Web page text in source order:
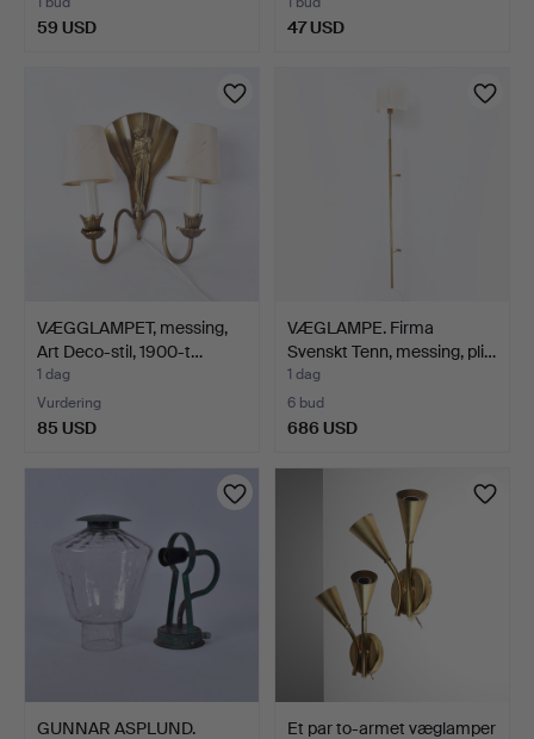
59 USD 47 USD
VÆGGLAMPET, messing,
Art Deco-stil, 1900-t…
1 dag
Vurdering
85 USD
VÆGLAMPE. Firma
Svenskt Tenn, messing, pli…
1 dag
6 bud
686 USD
GUNNAR ASPLUND.
Et par to-armet væglamper